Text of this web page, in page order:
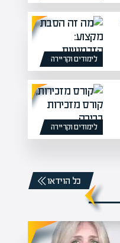
לימודים וקריירה
לימודים וקריירה
כל הוידאו